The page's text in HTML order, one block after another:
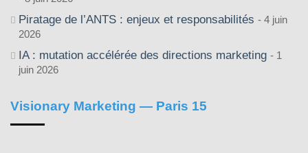
Piratage de l’ANTS : enjeux et responsabilités
4 juin
2026
IA : mutation accélérée des directions marketing
1
juin 2026
Visionary Marketing — Paris 15